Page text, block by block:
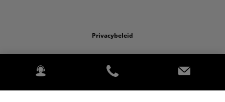
Privacybeleid
Wettelijk